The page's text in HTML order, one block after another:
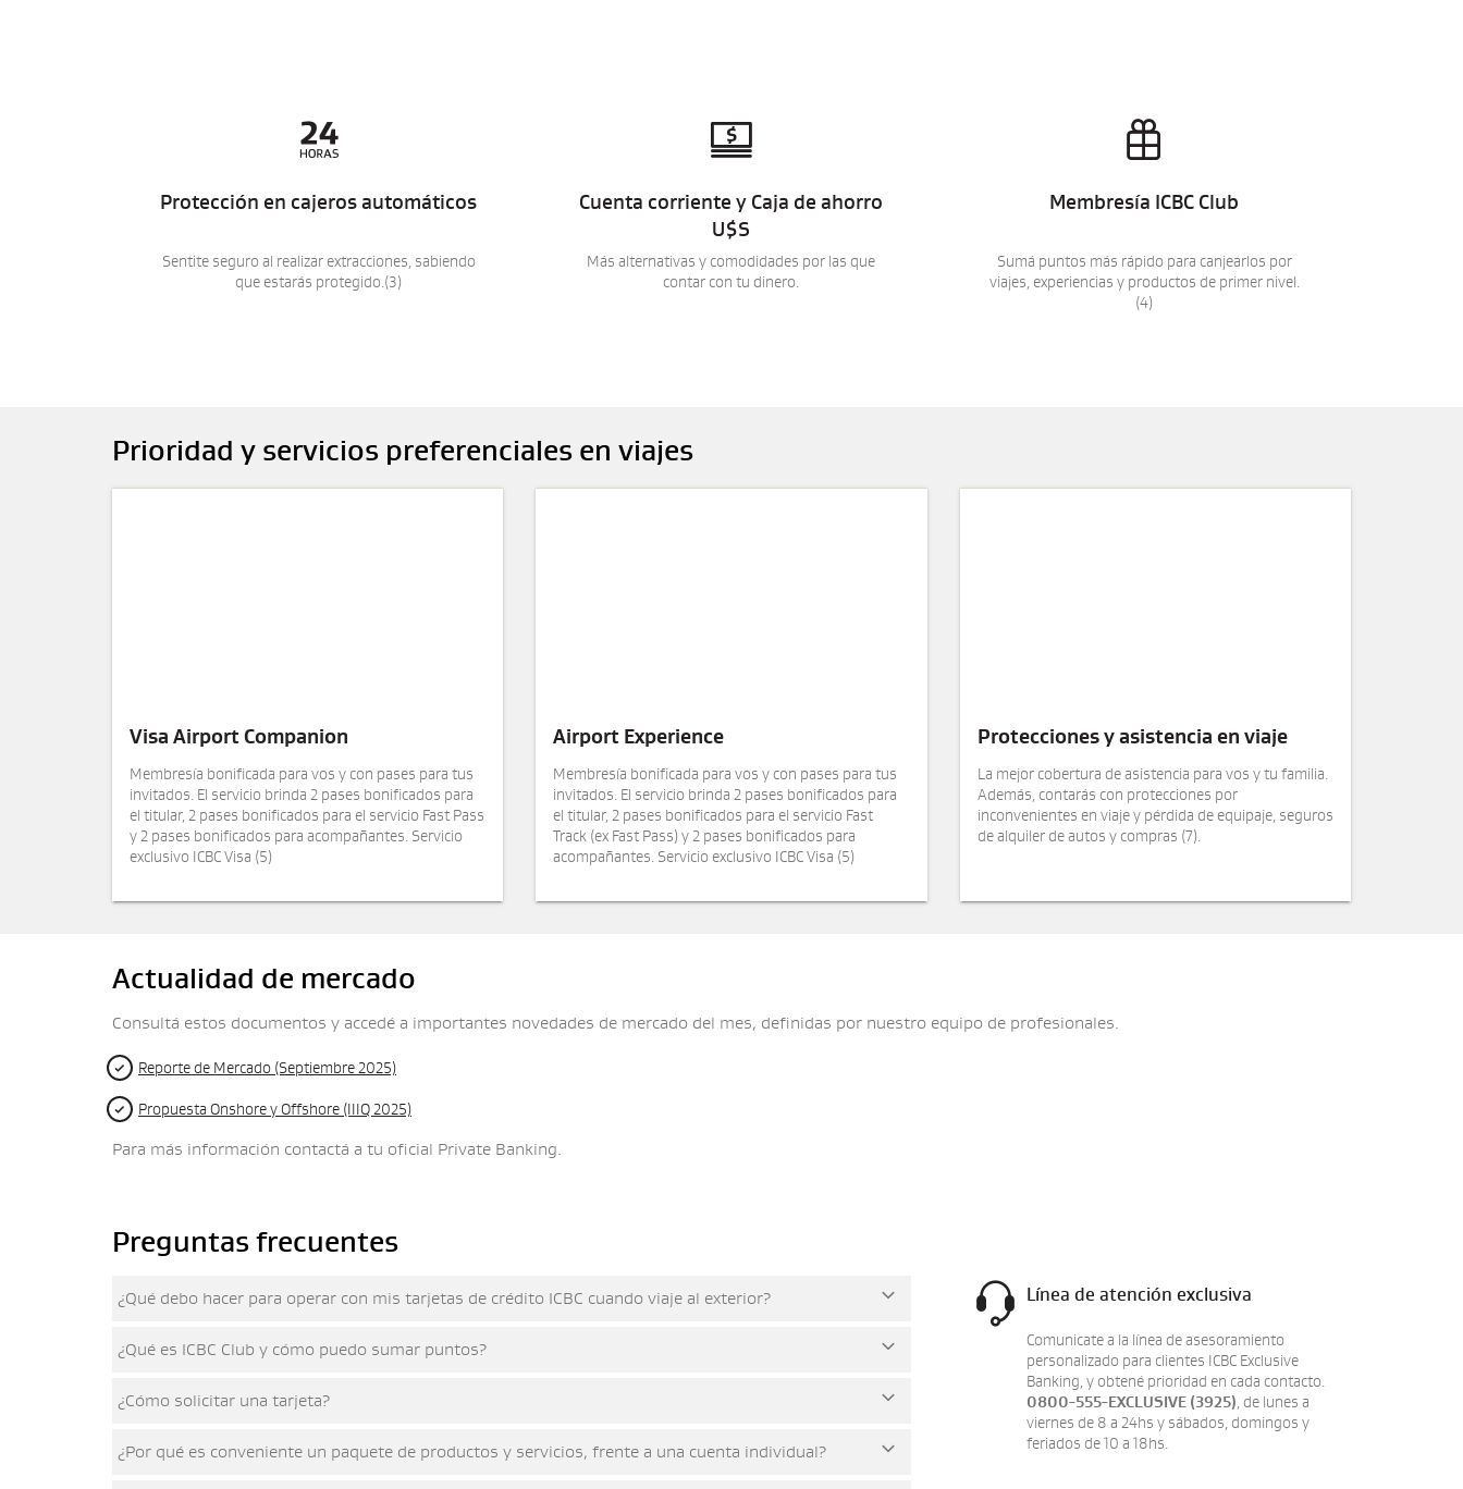

Protección en cajeros automáticos
Sentite seguro al realizar extracciones, sabiendo
que estarás protegido.(3)

Cuenta corriente y Caja de ahorro
U$S
Más alternativas y comodidades por las que
contar con tu dinero.

Membresía ICBC Club
Sumá puntos más rápido para canjearlos por
viajes, experiencias y productos de primer nivel.
(4)
Prioridad y servicios preferenciales en viajes
Visa Airport Companion
Membresía bonificada para vos y con pases para tus
invitados. El servicio brinda 2 pases bonificados para
el titular, 2 pases bonificados para el servicio Fast Pass
y 2 pases bonificados para acompañantes. Servicio
exclusivo ICBC Visa (5)
Airport Experience
Membresía bonificada para vos y con pases para tus
invitados. El servicio brinda 2 pases bonificados para
el titular, 2 pases bonificados para el servicio Fast
Track (ex Fast Pass) y 2 pases bonificados para
acompañantes. Servicio exclusivo ICBC Visa (5)
Protecciones y asistencia en viaje
La mejor cobertura de asistencia para vos y tu familia.
Además, contarás con protecciones por
inconvenientes en viaje y pérdida de equipaje, seguros
de alquiler de autos y compras (7).
Actualidad de mercado
Consultá estos documentos y accedé a importantes novedades de mercado del mes, definidas por nuestro equipo de profesionales.
Reporte de Mercado (Septiembre 2025)
Propuesta Onshore y Offshore (IIIQ 2025)
Para más información contactá a tu oficial Private Banking.
Preguntas frecuentes
¿Qué debo hacer para operar con mis tarjetas de crédito ICBC cuando viaje al exterior?
¿Qué es ICBC Club y cómo puedo sumar puntos?
¿Cómo solicitar una tarjeta?
¿Por qué es conveniente un paquete de productos y servicios, frente a una cuenta individual?
Línea de atención exclusiva
Comunicate a la línea de asesoramiento
personalizado para clientes ICBC Exclusive
Banking, y obtené prioridad en cada contacto.
0800-555-EXCLUSIVE (3925) , de lunes a
viernes de 8 a 24hs y sábados, domingos y
feriados de 10 a 18hs.